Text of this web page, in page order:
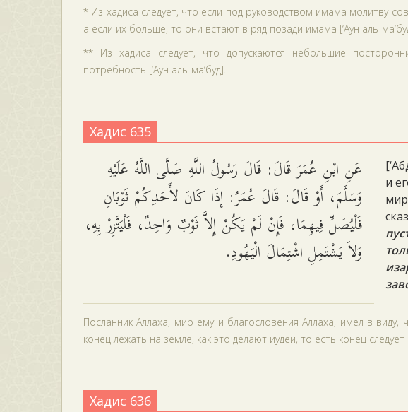
* Из хадиса следует, что если под руководством имама молитву
а если их больше, то они встают в ряд позади имама [‘Аун аль-
** Из хадиса следует, что допускаются небольшие
потребность [‘Аун аль-ма‘буд].
Хадис 635
عَنِ ابْنِ عُمَرَ قَالَ: قَالَ رَسُولُ اللَّهِ صَلَّى اللَّهُ عَلَيْهِ
وَسَلَّمَ، أَوْ قَالَ: قَالَ عُمَرُ: إِذَا كَانَ لأَحَدِكُمْ ثَوْبَانِ
فَلْيُصَلِّ فِيهِمَا، فَإِنْ لَمْ يَكُنْ إِلاَّ ثَوْبٌ وَاحِدٌ، فَلْيَتَّزِرْ بِهِ،
وَلاَ يَشْتَمِلِ اشْتِمَالَ الْيَهُودِ.
и
Посланник Аллаха, мир ему и благословения Аллаха, имел в виду,
конец лежать на земле, как это делают иудеи, то есть конец следует
Хадис 636